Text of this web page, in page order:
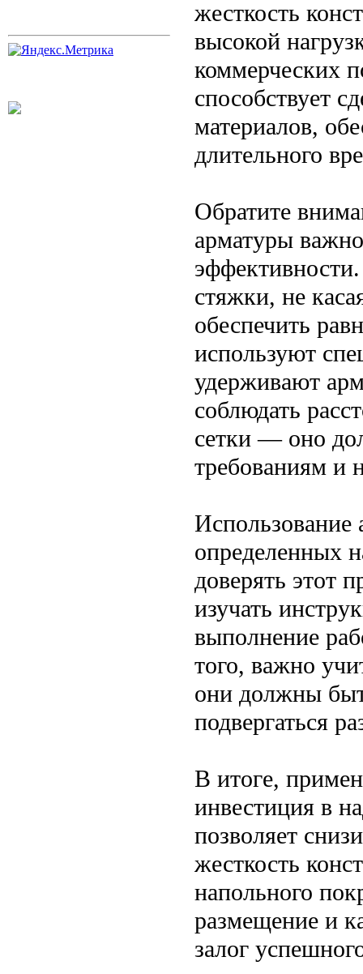
жесткость
высокой
коммерческих
способствует
материалов,
длительного
Обратите
арматуры
стяжки, не
обеспечить
используют
удерживают
соблюдать
сетки — оно
требованиям и
Использование
определенных
доверять этот
изучать
выполнение
того, важно
они должны
подвергаться
В итоге,
инвестиция в
позволяет
жесткость
напольного
размещение и
залог